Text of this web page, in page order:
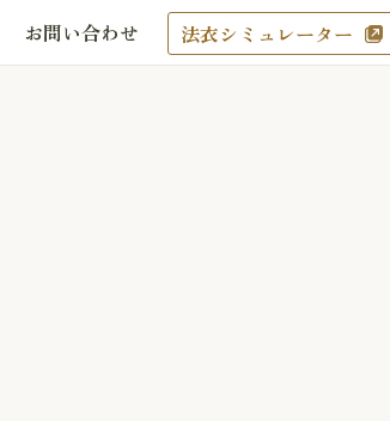
お問い合わせ 法衣シミュレーター